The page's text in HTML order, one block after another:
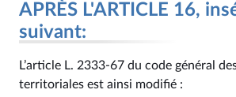
APRÈS L'ARTICLE 16,
suivant:
L’article L. 2333‑67 du code général
territoriales est ainsi modifié :